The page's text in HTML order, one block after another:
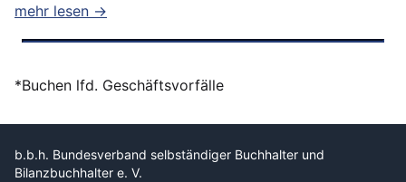
Bundesfinanzhof...
mehr lesen →
*Buchen lfd. Geschäftsvorfälle
b.b.h. Bundesverband selbständiger Buchhalter und
Bilanzbuchhalter e. V.